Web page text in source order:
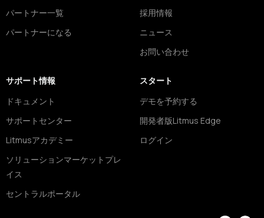
パートナー一覧
パートナーになる
採用情報
ニュース
お問い合わせ
サポート情報
ドキュメント
サポートセンター
Litmusアカデミー
ソリューションマーケットプレ
イス
セントラルポータル
スタート
デモを予約する
開発者版Litmus Edge
ログイン